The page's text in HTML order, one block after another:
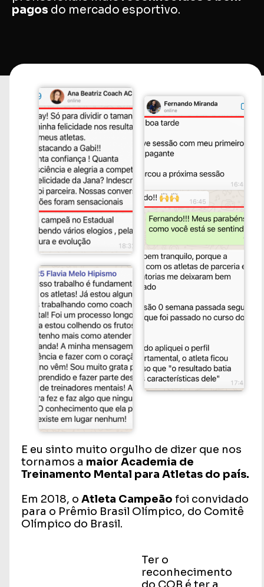
pagos do mercado esportivo.
E eu sinto muito orgulho de dizer que nos
tornamos a maior Academia de
Treinamento Mental para Atletas do país.
Em 2018, o Atleta Campeão foi convidado
para o Prêmio Brasil Olímpico, do Comitê
Olímpico do Brasil.
Ter o
reconhecimento
do COB é ter a